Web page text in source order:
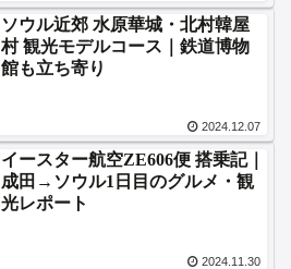
ソウル近郊 水原華城・北村韓屋
村 観光モデルコース｜鉄道博物
館も立ち寄り
2024.12.07
イースター航空ZE606便 搭乗記｜
成田→ソウル1日目のグルメ・観
光レポート
2024.11.30